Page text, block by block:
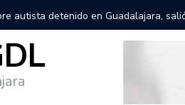
gigantes recorrerán las calles de